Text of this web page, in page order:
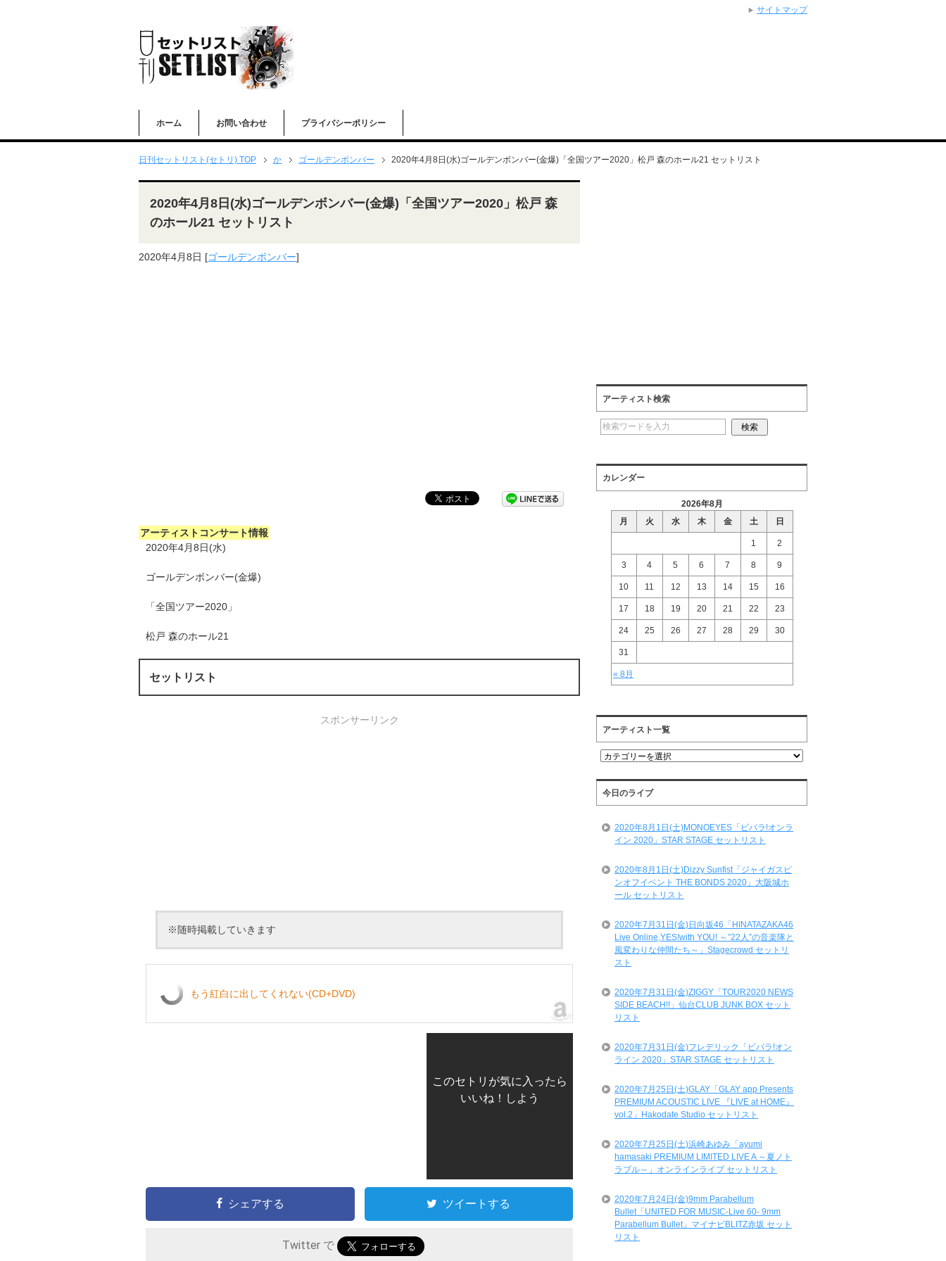
ホーム お問い合わせ プライバシーポリシー
日刊セットリスト(セトリ) TOP か ゴールデンボンバー 2020年4月8日(水)ゴールデンボンバー(金爆)「全国ツアー2020」松戸 森のホール21 セットリスト
2020年4月8日(水)ゴールデンボンバー(金爆)「全国ツアー2020」松戸 森
のホール21 セットリスト
2020年4月8日 [ゴールデンボンバー]
アーティストコンサート情報
2020年4月8日(水)
ゴールデンボンバー(金爆)
「全国ツアー2020」
松戸 森のホール21
セットリスト
スポンサーリンク
※随時掲載していきます
もう紅白に出してくれない(CD+DVD)
このセトリが気に入ったら
いいね！しよう
シェアする ツイートする
Twitter で
アーティスト検索
カレンダー
2026年8月
月
火 水 木 金 土 日
« 8月
1 2
3 4 5 6 7 8 9
10 11 12 13 14 15 16
17 18 19 20 21 22 23
24 25 26 27 28 29 30
31
アーティスト一覧
ア
テ
ィ
ス
一
今日のライブ
2020年8月1日(土)MONOEYES「ビバラ!オンラ
イン 2020」STAR STAGE セットリスト
2020年8月1日(土)Dizzy Sunfist「ジャイガスピ
ンオフイベント THE BONDS 2020」大阪城ホ
ール セットリスト
2020年7月31日(金)日向坂46「HINATAZAKA46
Live Online,YES!with YOU! ～”22人”の音楽隊と
風変わりな仲間たち～」Stagecrowd セットリ
スト
2020年7月31日(金)ZIGGY「TOUR2020 NEWS
SIDE BEACH!!」仙台CLUB JUNK BOX セット
リスト
2020年7月31日(金)フレデリック「ビバラ!オン
ライン 2020」STAR STAGE セットリスト
2020年7月25日(土)GLAY「GLAY app Presents
PREMIUM ACOUSTIC LIVE 『LIVE at HOME』
vol.2」Hakodate Studio セットリスト
2020年7月25日(土)浜崎あゆみ「ayumi
hamasaki PREMIUM LIMITED LIVE A ～夏ノト
ラブル～」オンラインライブ セットリスト
2020年7月24日(金)9mm Parabellum
Bullet「UNITED FOR MUSIC-Live 60- 9mm
Parabellum Bullet」マイナビBLITZ赤坂 セット
リスト
サイトマップ